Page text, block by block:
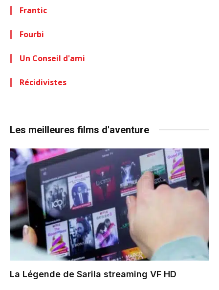
Frantic
Fourbi
Un Conseil d'ami
Récidivistes
Les meilleures films d'aventure
La Légende de Sarila streaming VF HD